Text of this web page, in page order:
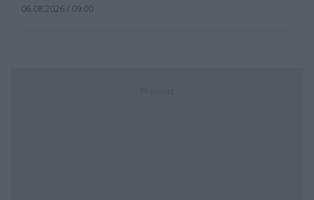
06.08.2026 / 09:00